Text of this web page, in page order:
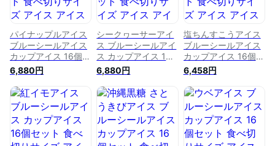
ホームパーティ コロ
ナ 応援 自宅で沖縄
沖縄特産
暮 ホームパーティ
コロナ 応援 自宅で
沖縄 沖縄特産
然カカオ ホームパー
ティ コロナ 応援 自
宅で沖縄 沖縄
パイナップルアイス
ブルーシールアイス
カップアイス 16個セ
ット 食べ切りサイズ
アイス アイスクリー
ム 沖縄特産 ブルー
シールアイスクリー
ム 沖縄土産 沖縄ア
イス ギフト 送料無
料 運動会 ソルベ シ
6,880円
シークヮーサーアイ
ス ブルーシールアイ
ス カップアイス 16
個セット 食べ切りサ
イズ アイス アイス
クリーム 沖縄特産
ブルーシールアイス
クリーム 沖縄土産
沖縄アイス ギフト
送料無料 お取り寄せ
6,880円
塩ちんすこうアイス
ブルーシールアイス
カップアイス 16個セ
ット 食べ切りサイズ
アイス アイスクリー
ム 沖縄特産 ブルー
シールアイスクリー
ム 沖縄土産 沖縄ア
イス ギフト 送料無
料 運動会 お取り寄
6,458円